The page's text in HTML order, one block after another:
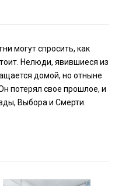
могут спросить, как
Нелюди, явившиеся из
домой, но отныне
потерял свое прошлое, и
Выбора и Смерти.